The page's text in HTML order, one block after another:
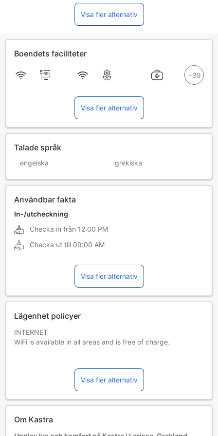
Visa fler alternativ
Boendets faciliteter
Visa fler alternativ
Talade språk
engelska grekiska
Användbar fakta
In-/utcheckning
Checka in från 12:00 PM
Checka ut till 09:00 AM
Visa fler alternativ
Lägenhet policyer
INTERNET
WiFi is available in all areas and is free of charge.
Free private parking is possible on site (reservation is not
PETS
Visa fler alternativ
Om Kastra